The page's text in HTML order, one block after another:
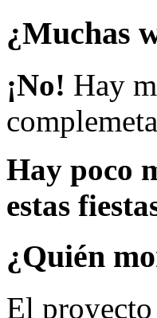
¿Muchas
¡No! Hay
Hay poco
estas
¿Quién
El